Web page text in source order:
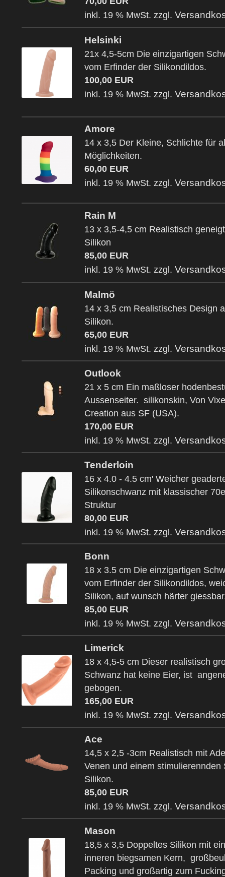
inkl. 19 % MwSt. zzgl.
Helsinki
21x 4,5-5cm Die einzigartigen
vom Erfinder der Silikondildos.
100,00 EUR
inkl. 19 % MwSt. zzgl.
Amore
14 x 3,5 Der Kleine, Schlichte für
Möglichkeiten.
60,00 EUR
inkl. 19 % MwSt. zzgl.
Rain M
13 x 3,5-4,5 cm Realistisch
Silikon
85,00 EUR
inkl. 19 % MwSt. zzgl.
Malmö
14 x 3,5 cm Realistisches Design
Silikon.
65,00 EUR
inkl. 19 % MwSt. zzgl.
Outlook
21 x 5 cm Ein maßloser
Aussenseiter. silikonskin, Von
Creation aus SF (USA).
170,00 EUR
inkl. 19 % MwSt. zzgl.
Tenderloin
16 x 4.0 - 4.5 cm' Weicher
Silikonschwanz mit klassischer
Struktur
80,00 EUR
inkl. 19 % MwSt. zzgl.
Bonn
18 x 3.5 cm Die einzigartigen
vom Erfinder der Silikondildos,
Silikon, auf wunsch härter
85,00 EUR
inkl. 19 % MwSt. zzgl.
Limerick
18 x 4,5-5 cm Dieser realistisch
Schwanz hat keine Eier, ist
gebogen.
165,00 EUR
inkl. 19 % MwSt. zzgl.
Ace
14,5 x 2,5 -3cm Realistisch mit
Venen und einem
Silikon.
85,00 EUR
inkl. 19 % MwSt. zzgl.
Mason
18,5 x 3,5 Doppeltes Silikon mit
inneren biegsamen Kern,
Packing und großartig zum